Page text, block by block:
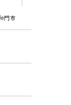
門市
and I'll